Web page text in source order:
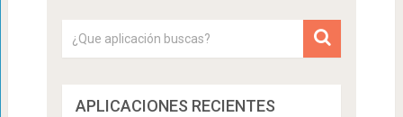
APLICACIONES RECIENTES